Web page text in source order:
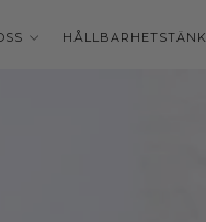
HÅLLBARHETSTÄNK